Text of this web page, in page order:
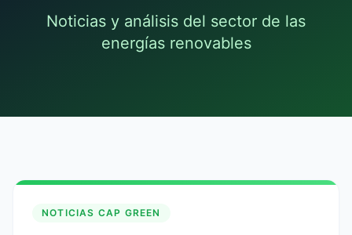
Noticias y análisis del sector de las
energías renovables
NOTICIAS CAP GREEN